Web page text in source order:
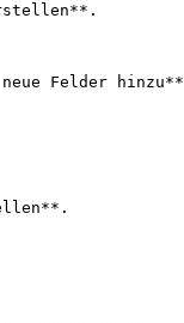
Felder hinzu**